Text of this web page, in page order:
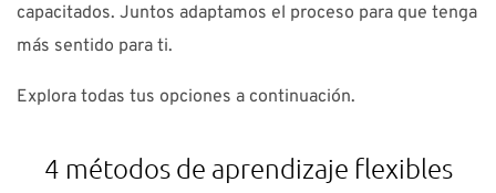
capacitados. Juntos adaptamos el proceso para que tenga
más sentido para ti.
Explora todas tus opciones a continuación.
4 métodos de aprendizaje flexibles